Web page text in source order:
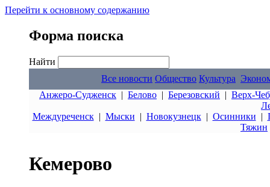
Перейти к основному содержанию
Форма поиска
Найти
Все новости Общество Культура
Анжеро-Судженск | Белово | Березовский | Верх-
Междуреченск| Мыски | Новокузнецк| Осинники |
Тяжин
Кемерово